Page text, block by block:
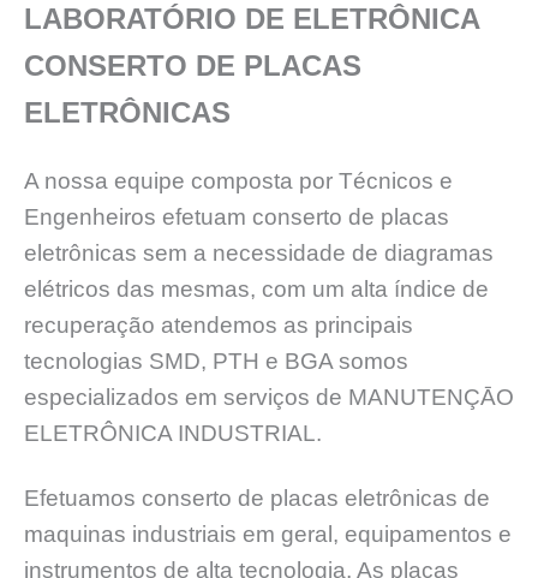
LABORATÓRIO DE ELETRÔNICA
CONSERTO DE PLACAS
ELETRÔNICAS
A nossa equipe composta por Técnicos e
Engenheiros efetuam conserto de placas
eletrônicas sem a necessidade de diagramas
elétricos das mesmas, com um alta índice de
recuperação atendemos as principais
tecnologias SMD, PTH e BGA somos
especializados em serviços de MANUTENÇĀO
ELETRÔNICA INDUSTRIAL.
Efetuamos conserto de placas eletrônicas de
maquinas industriais em geral, equipamentos e
instrumentos de alta tecnologia, As placas